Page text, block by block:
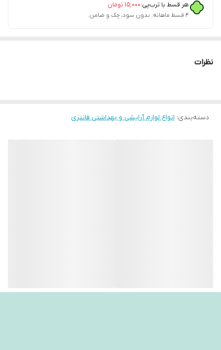
هر قسط با ترب‌پی:۱۵٬۰۰۰ تومان
۴ قسط ماهانه. بدون سود، چک و ضامن.
نظرات
دسته‌بندی: انواع لوازم آرایشی و بهداشتی فانتزی